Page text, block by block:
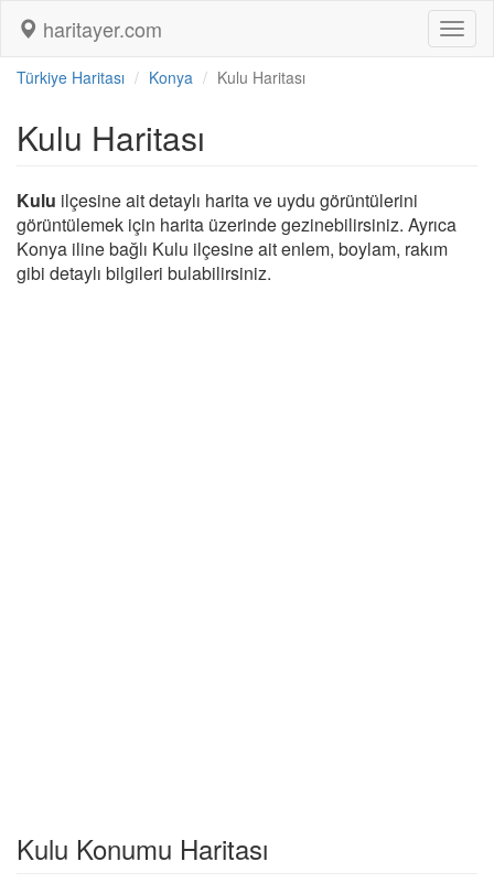
haritayer.com
Türkiye Haritası Konya Kulu Haritası
Kulu Haritası
Kulu ilçesine ait detaylı harita ve uydu görüntülerini
görüntülemek için harita üzerinde gezinebilirsiniz. Ayrıca
Konya iline bağlı Kulu ilçesine ait enlem, boylam, rakım
gibi detaylı bilgileri bulabilirsiniz.
Kulu Konumu Haritası